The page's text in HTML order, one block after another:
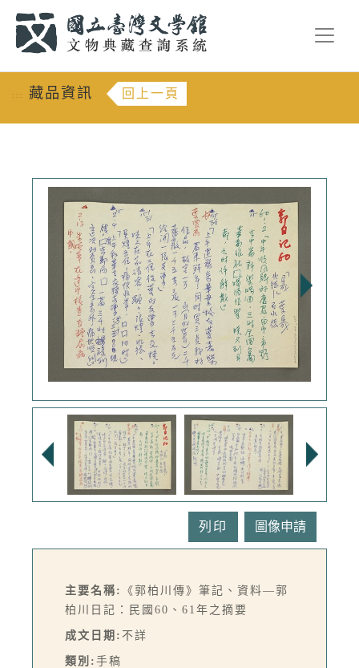
::: 藏品資訊 回上一頁
列印
主要名稱:
《郭柏川傳》筆記、資料—郭
柏川日記：民國60、61年之摘要
成文日期: 不詳
類別: 手稿